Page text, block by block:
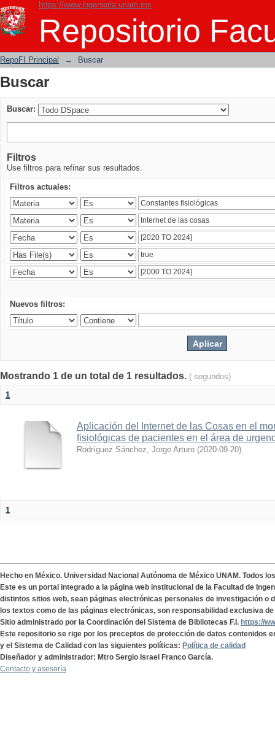
https://www.ingenieria.unam.mx
Repositorio
Buscar
RepoFI Principal → Buscar
Buscar
Buscar:
Filtros
Use filtros para refinar sus resultados.
Filtros actuales:
Nuevos filtros:
Mostrando 1 de un total de 1 resultados. ( segundos)
1
Aplicación del Internet de las Cosas en el
fisiológicas de pacientes en el área de
Rodríguez Sánchez, Jorge Arturo (2020-09-20)
1
Hecho en México. Universidad Nacional Autónoma de México UNAM. Todos
Este es un portal integrado a la página web institucional de la Facultad de
distintos sitios web, sean páginas electrónicas personales de investigación o
los textos como de las páginas electrónicas, son responsabilidad exclusiva
Sitio administrado por la Coordinación del Sistema de Bibliotecas F.I. https://
Este repositorio se rige por los preceptos de protección de datos contenidos
y el Sistema de Calidad con las siguientes políticas: Política de calidad
Diseñador y administrador: Mtro Sergio Israel Franco García.
Contacto y asesoría